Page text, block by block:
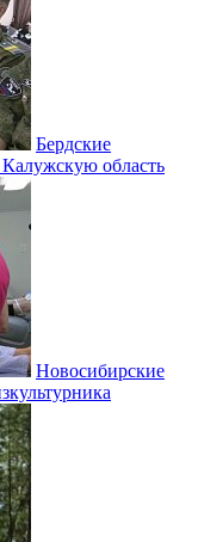
Бердские
область
Новосибирские